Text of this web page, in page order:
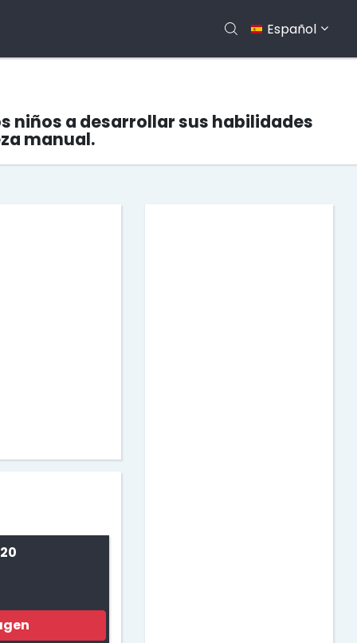
Español
niños a desarrollar sus habilidades
manual.